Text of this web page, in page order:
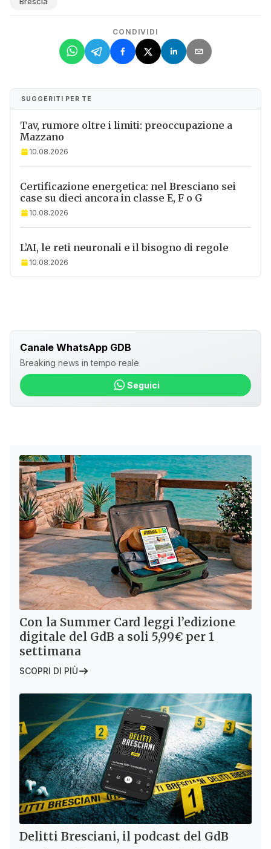
CONDIVIDI
SUGGERITI PER TE
Tav, rumore oltre i limiti: preoccupazione a
Mazzano
10.08.2026
Certificazione energetica: nel Bresciano sei
case su dieci ancora in classe E, F o G
10.08.2026
L’AI, le reti neuronali e il bisogno di regole
10.08.2026
Canale WhatsApp GDB
Breaking news in tempo reale
Seguici
Con la Summer Card leggi l’edizione
digitale del GdB a soli 5,99€ per 1
settimana
SCOPRI DI PIÙ
Delitti Bresciani, il podcast del GdB